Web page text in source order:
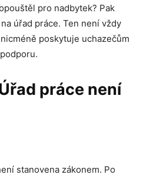
pro nadbytek? Pak
úřad práce. Ten není vždy
poskytuje uchazečům
práce není
stanovena zákonem. Po